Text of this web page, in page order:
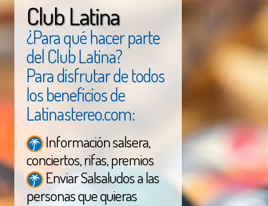
Club Latina
¿Para qué hacer parte
del Club Latina?
Para disfrutar de todos
los beneficios de
Latinastereo.com:
Información salsera,
conciertos, rifas, premios
Enviar Salsaludos a las
personas que quieras